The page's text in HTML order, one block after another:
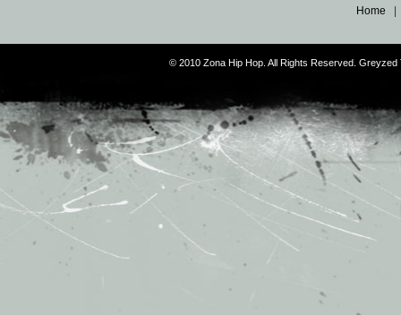
Home
© 2010 Zona Hip Hop. All Rights Reserved.